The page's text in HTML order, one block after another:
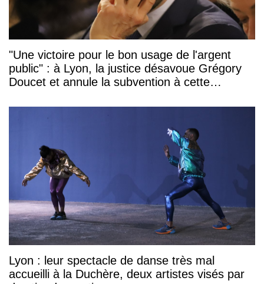
"Une victoire pour le bon usage de l'argent
public" : à Lyon, la justice désavoue Grégory
Doucet et annule la subvention à cette
Lyon : leur spectacle de danse très mal
accueilli à la Duchère, deux artistes visés par